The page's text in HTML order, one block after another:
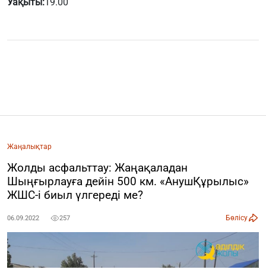
Жаңалықтар
Жолды асфальттау: Жаңақаладан
Шыңғырлауға дейін 500 км. «АнушҚұрылыс»
ЖШС-і биыл үлгереді ме?
06.09.2022 257 Бөлісу